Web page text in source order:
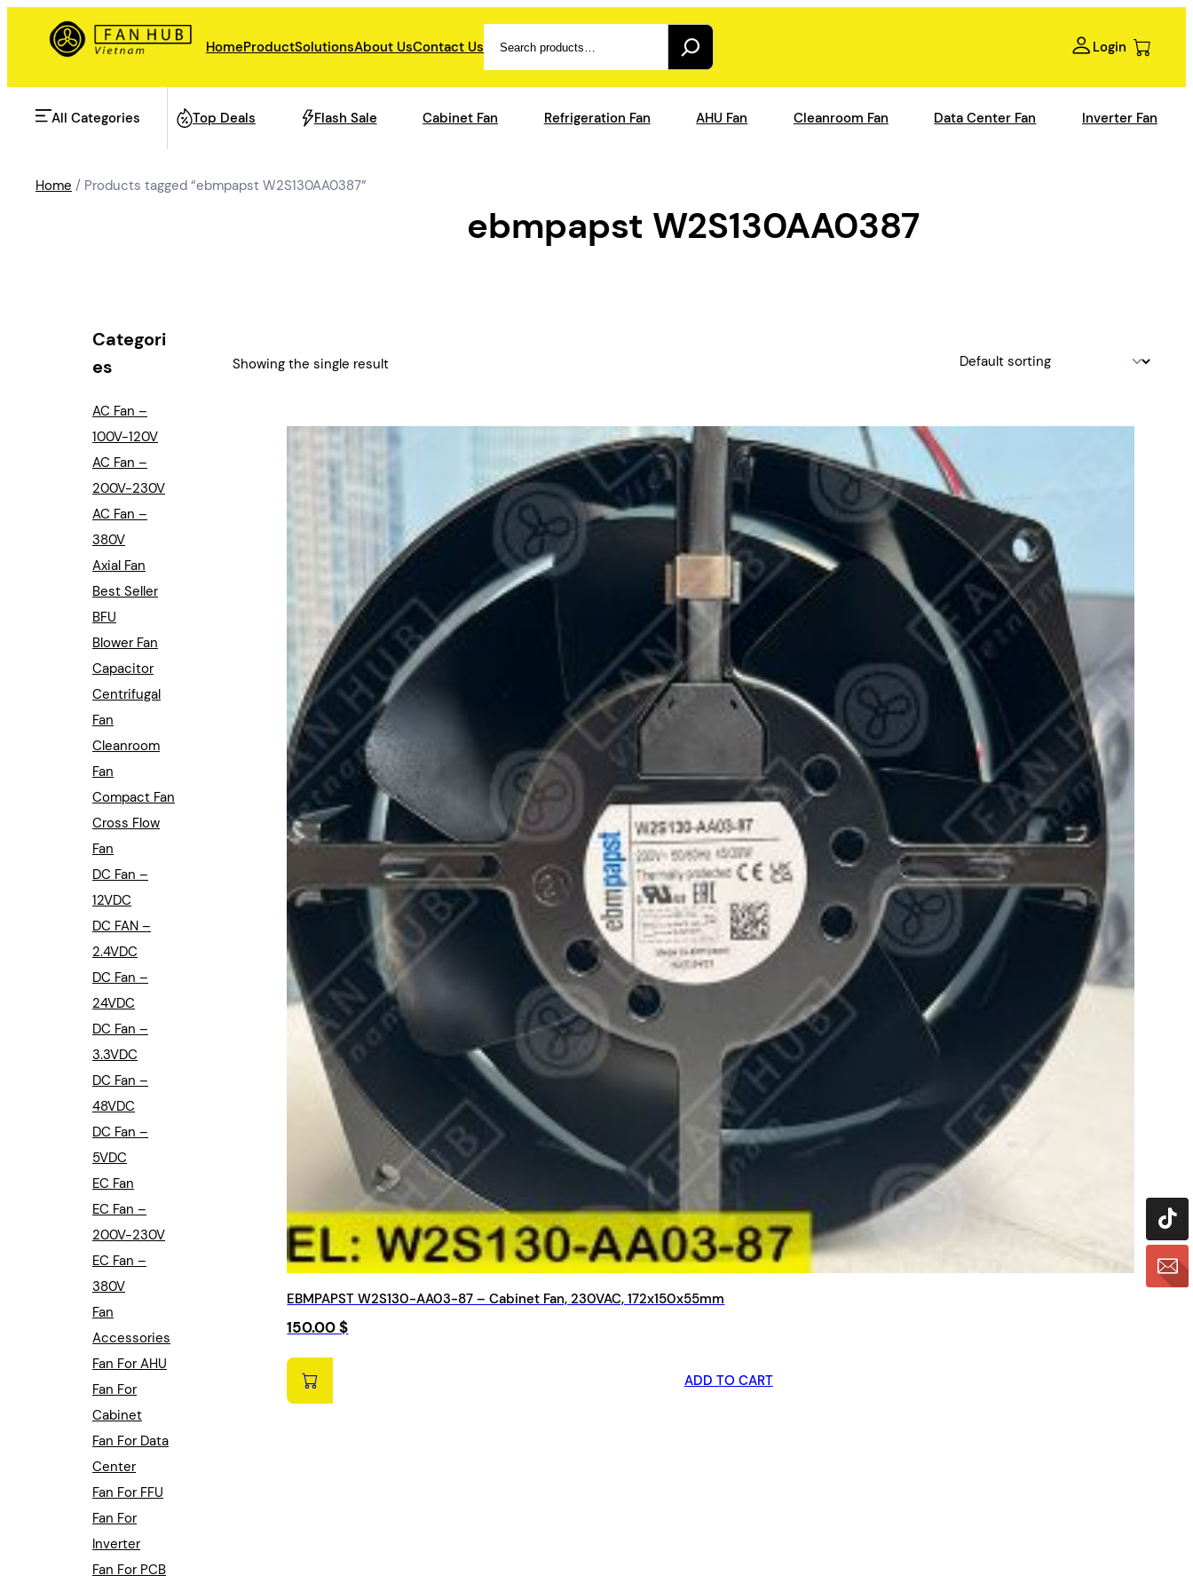
HomeProductSolutionsAbout UsContact Us Login
All Categories
AHU Fan
Refrigeration Fan
Industrial Automation
Cleanroom Fan
Air Purification
Cabinet Fan
Inverter Fan
Top Deals Flash Sale Cabinet Fan Refrigeration Fan AHU Fan Cleanroom Fan Data Center Fan Inverter Fan
Categori
es
AC Fan –
100V-120V
AC Fan –
200V-230V
AC Fan –
380V
Axial Fan
Best Seller
BFU
Blower Fan
Capacitor
Centrifugal
Fan
Cleanroom
Fan
Compact Fan
Cross Flow
Fan
DC Fan –
12VDC
DC FAN –
2.4VDC
DC Fan –
24VDC
DC Fan –
3.3VDC
DC Fan –
48VDC
DC Fan –
5VDC
EC Fan
EC Fan –
200V-230V
EC Fan –
380V
Fan
Accessories
Fan For AHU
Fan For
Cabinet
Fan For Data
Center
Fan For FFU
Fan For
Inverter
Fan For PCB
Home / Products tagged “ebmpapst W2S130AA0387”
ebmpapst W2S130AA0387
Showing the single result
EBMPAPST W2S130-AA03-87 – Cabinet Fan, 230VAC, 172x150x55mm
150.00$
ADD TO CART